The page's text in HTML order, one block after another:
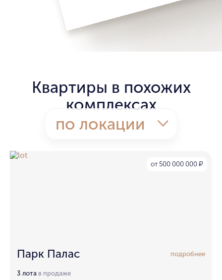
Квартиры в похожих
комплексах
по локации
от 500 000 000 ₽
Парк Палас подробнее
3 лота в продаже